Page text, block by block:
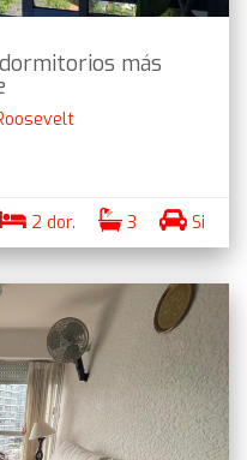
más
2 dor. 3 Si